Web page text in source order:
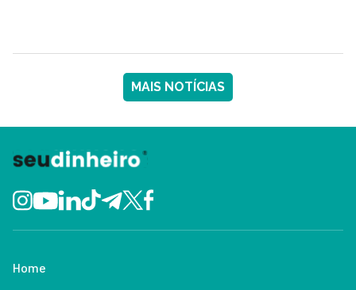
MAIS NOTÍCIAS
Home